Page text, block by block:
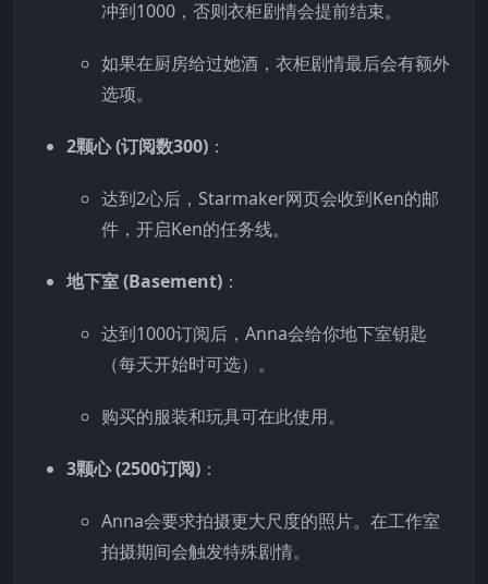
冲到1000，否则衣柜剧情会提前结束。
如果在厨房给过她酒，衣柜剧情最后会有额外
选项。
2颗心 (订阅数300) ：
达到2心后，Starmaker网页会收到Ken的邮
件，开启Ken的任务线。
地下室 (Basement) ：
达到1000订阅后，Anna会给你地下室钥匙
（每天开始时可选）。
购买的服装和玩具可在此使用。
3颗心 (2500订阅) ：
Anna会要求拍摄更大尺度的照片。在工作室
拍摄期间会触发特殊剧情。